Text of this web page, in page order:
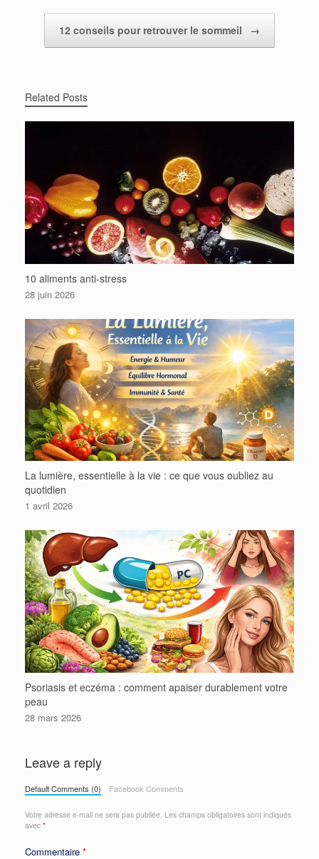
12 conseils pour retrouver le sommeil →
Related Posts
10 aliments anti-stress
28 juin 2026
La lumière, essentielle à la vie : ce que vous oubliez au
quotidien
1 avril 2026
Psoriasis et eczéma : comment apaiser durablement votre
peau
28 mars 2026
Leave a reply
Default Comments (0) Facebook Comments
Votre adresse e-mail ne sera pas publiée. Les champs obligatoires sont indiqués
avec *
Commentaire *